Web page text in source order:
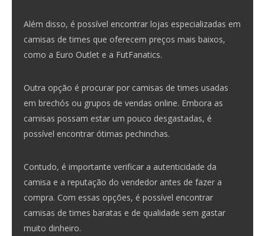
Além disso, é possível encontrar lojas especializadas em
camisas de times que oferecem preços mais baixos,
como a Euro Outlet e a FutFanatics.
Outra opção é procurar por camisas de times usadas
em brechós ou grupos de vendas online. Embora as
camisas possam estar um pouco desgastadas, é
possível encontrar ótimas pechinchas.
Contudo, é importante verificar a autenticidade da
camisa e a reputação do vendedor antes de fazer a
compra. Com essas opções, é possível encontrar
camisas de times baratas e de qualidade sem gastar
muito dinheiro.